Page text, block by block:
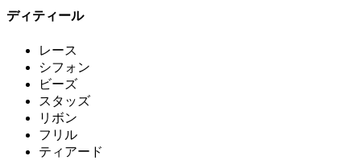
ディティール
レース
シフォン
ビーズ
スタッズ
リボン
フリル
ティアード